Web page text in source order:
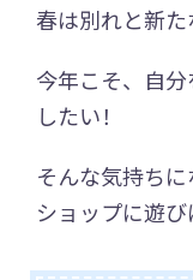
春は別れと新た
今年こそ、自
したい！
そんな気持ち
ショップに遊び